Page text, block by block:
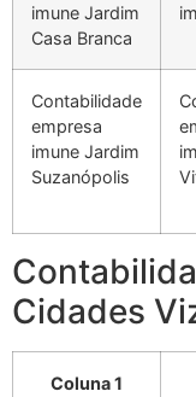
imune Jardim
Casa Branca
Contabilidade
empresa
imune Jardim
Suzanópolis
Cidades
Coluna 1